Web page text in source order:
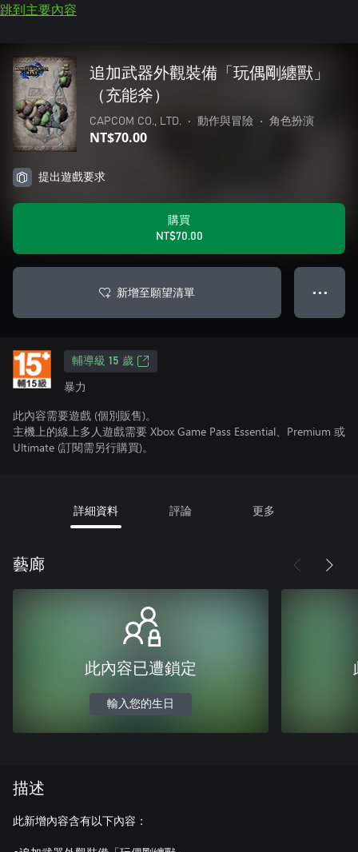
跳到主要內容
追加武器外觀裝備「玩偶剛纏獸」
（充能斧）
CAPCOM CO., LTD. • 動作與冒險 • 角色扮演
NT$70.00
提出遊戲要求
購買
NT$70.00
新增至願望清單 ● ● ●
輔導級 15 歲
暴力
此內容需要遊戲 (個別販售)。
主機上的線上多人遊戲需要 Xbox Game Pass Essential、Premium 或
Ultimate (訂閱需另行購買)。
詳細資料 評論 更多
藝廊
此內容已遭鎖定
輸入您的生日
描述
此新增內容含有以下內容：